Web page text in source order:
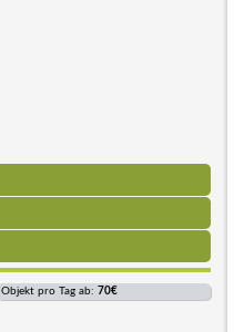
Objekt pro Tag ab: 70€